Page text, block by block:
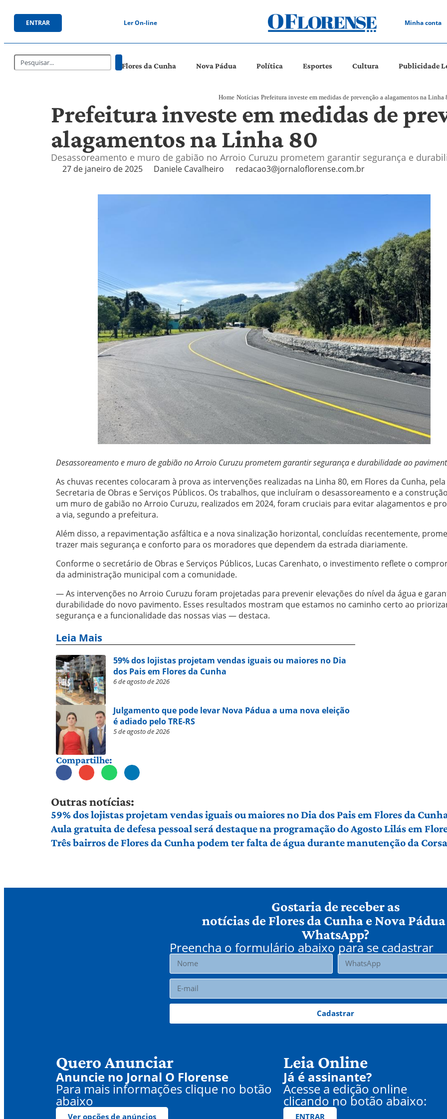
ENTRAR Ler On-line Minha conta
Flores da Cunha Nova Pádua Política Esportes Cultura Publicidade
Home Notícias Prefeitura investe em medidas de prevenção a alagamentos na Linha
Prefeitura investe em medidas de
alagamentos na Linha 80
Desassoreamento e muro de gabião no Arroio Curuzu prometem garantir segurança e
27 de janeiro de 2025 Daniele Cavalheiro redacao3@jornaloflorense.com.br
Desassoreamento e muro de gabião no Arroio Curuzu prometem garantir segurança e durabilidade ao
As chuvas recentes colocaram à prova as intervenções realizadas na Linha 80, em Flores da Cunha, pela
Secretaria de Obras e Serviços Públicos. Os trabalhos, que incluíram o desassoreamento e a
um muro de gabião no Arroio Curuzu, realizados em 2024, foram cruciais para evitar alagamentos e
a via, segundo a prefeitura.
Além disso, a repavimentação asfáltica e a nova sinalização horizontal, concluídas recentemente,
trazer mais segurança e conforto para os moradores que dependem da estrada diariamente.
Conforme o secretário de Obras e Serviços Públicos, Lucas Carenhato, o investimento reflete o
da administração municipal com a comunidade.
— As intervenções no Arroio Curuzu foram projetadas para prevenir elevações do nível da água e
durabilidade do novo pavimento. Esses resultados mostram que estamos no caminho certo ao
segurança e a funcionalidade das nossas vias — destaca.
Leia Mais
59% dos lojistas projetam vendas iguais ou maiores no Dia
dos Pais em Flores da Cunha
6 de agosto de 2026
Julgamento que pode levar Nova Pádua a uma nova eleição
é adiado pelo TRE-RS
5 de agosto de 2026
Compartilhe:
Outras notícias:
59% dos lojistas projetam vendas iguais ou maiores no Dia dos Pais em Flores da
Aula gratuita de defesa pessoal será destaque na programação do Agosto Lilás em
Três bairros de Flores da Cunha podem ter falta de água durante manutenção da
Gostaria de receber as
notícias de Flores da Cunha e Nova
WhatsApp?
Preencha o formulário abaixo para se cadastrar
Cadastrar
Quero Anunciar
Anuncie no Jornal O Florense
Para mais informações clique no botão
abaixo
Ver opções de anúncios
Leia Online
Já é assinante?
Acesse a edição online
clicando no botão abaixo:
ENTRAR